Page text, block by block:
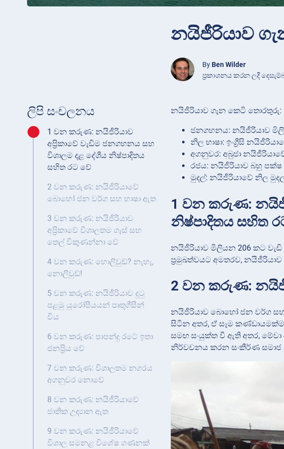
නයිජීරියාව
By Ben Wilder
ප්‍රකාශනය කරන ලදී
ලිපි සංචලනය
1 වන කරුණ: නයිජීරියාව
අප්‍රිකාවේ වැඩිම ජනගහනය සහ
විශාලම දළ දේශීය නිෂ්පාදිතය
සහිත රට වේ
2 වන කරුණ: නයිජීරියාවේ
බොහෝ ජන වර්ග සහ භාෂා ඇත
3 වන කරුණ: නයිජීරියාව
අප්‍රිකාවේ විශාලතම ගෑස් සහ
තෙල් විකුණන්නා වේ
4 වන කරුණ: හොලිවුඩ්? නැහැ,
නොලිවුඩ්!
5 වන කරුණ: නයිජීරියාව දුටු
පළමු යුරෝපීයයන් පෘතුගීසීන්
විය
6 වන කරුණ: පාපන්දු රටේ ඉතා
ජනප්‍රිය වේ
7 වන කරුණ: විශාලතම නගරය
අගනුවර නොවේ
8 වන කරුණ: නයිජීරියාවේ
ජාතික උද්‍යාන ඇත
9 වන කරුණ: නයිජීරියාවේ
විශාල සමනළ විශේෂ ගණනක්
නයිජීරියාව ගැන කෙටි තොරතුරු:
ජනගහනය: නයිජීරියාව
නිල භාෂා: ඉංග්‍රීසි
අගනුවර: අබුජා
රජය: නයිජීරියාව බහු
මුදල්: නයිජීරියාවේ නිල
1 වන කරුණ:
නිෂ්පාදිතය සහිත
නයිජීරියාව මිලියන 206 කට
ප්‍රමුඛත්වයට අමතරව, නයිජීරියාව
2 වන කරුණ:
නයිජීරියාව බොහෝ ජන වර්ග සහ
සිටින අතර, ඒ සෑම කණ්ඩායමක්ම
සමඟ සංයුක්ත වී ඇති අතර,
නිර්වචනය කරන සංකීර්ණ